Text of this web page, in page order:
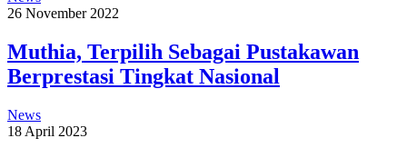
26 November 2022
Muthia, Terpilih Sebagai Pustakawan
Berprestasi Tingkat Nasional
News
18 April 2023